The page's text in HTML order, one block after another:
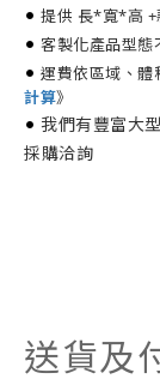
• 提供 長*寬*高
• 客製化產品型態
• 運費依區域、體
計算》
• 我們有豐富大
採購洽詢
送貨及